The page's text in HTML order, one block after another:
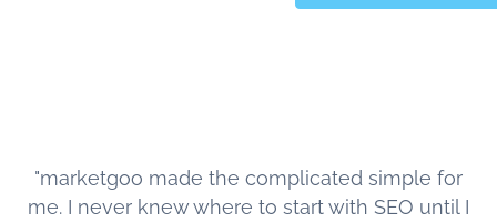
"marketgoo made the complicated simple for
me. I never knew where to start with SEO until I